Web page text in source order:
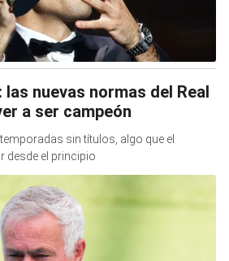
las nuevas normas del Real
a ser campeón
sin títulos, algo que el
desde el principio